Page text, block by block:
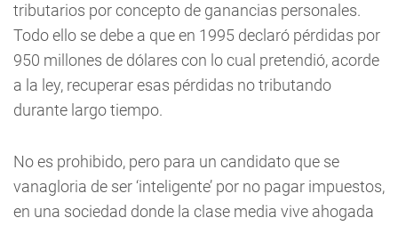
tributarios por concepto de ganancias personales.
Todo ello se debe a que en 1995 declaró pérdidas por
950 millones de dólares con lo cual pretendió, acorde
a la ley, recuperar esas pérdidas no tributando
durante largo tiempo.
No es prohibido, pero para un candidato que se
vanagloria de ser ‘inteligente’ por no pagar impuestos,
en una sociedad donde la clase media vive ahogada